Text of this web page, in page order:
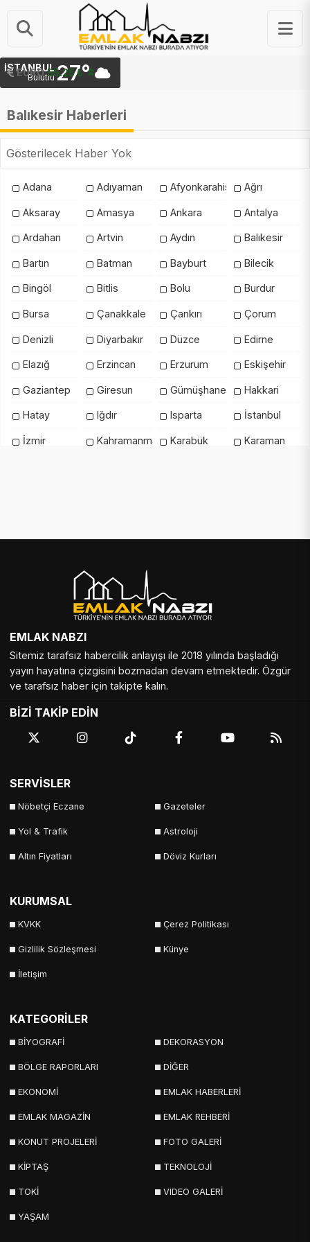
EURO 55.25 ₺
İSTANBUL
Bulutlu27°
Balıkesir Haberleri
Gösterilecek Haber Yok
Adana Adıyaman Afyonkarahisar Ağrı
Aksaray Amasya Ankara Antalya
Ardahan Artvin Aydın Balıkesir
Bartın Batman Bayburt Bilecik
Bingöl Bitlis Bolu Burdur
Bursa Çanakkale Çankırı Çorum
Denizli Diyarbakır Düzce Edirne
Elazığ Erzincan Erzurum Eskişehir
Gaziantep Giresun Gümüşhane Hakkari
Hatay Iğdır Isparta İstanbul
İzmir KahramanmaraşKarabük Karaman
Mardin Mersin Muğla Muş
Sakarya
Sinop Şırnak
Tekirdağ
Uşak Van Yalova Yozgat
EMLAK NABZI
Sitemiz tarafsız habercilik anlayışı ile 2018 yılında başladığı
yayın hayatına çizgisini bozmadan devam etmektedir. Özgür
ve tarafsız haber için takipte kalın.
BİZİ TAKİP EDİN
SERVİSLER
Nöbetçi Eczane Gazeteler
Yol & Trafik Astroloji
Altın Fiyatları Döviz Kurları
KURUMSAL
KVKK Çerez Politikası
Gizlilik Sözleşmesi Künye
İletişim
KATEGORİLER
BİYOGRAFİ DEKORASYON
BÖLGE RAPORLARI DİĞER
EKONOMİ EMLAK HABERLERİ
EMLAK MAGAZİN EMLAK REHBERİ
KONUT PROJELERİ FOTO GALERİ
KİPTAŞ TEKNOLOJİ
TOKİ VIDEO GALERİ
YAŞAM